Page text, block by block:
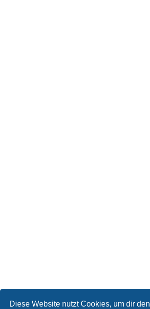
Diese Website nutzt Cookies, um dir den